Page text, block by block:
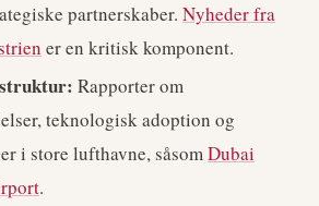
partnerskaber. Nyheder fra
er en kritisk komponent.
Rapporter om
teknologisk adoption og
i store lufthavne, såsomDubai
.